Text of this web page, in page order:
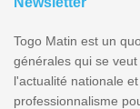
Togo Matin est un
générales qui se
l'actualité nationale
professionnalisme